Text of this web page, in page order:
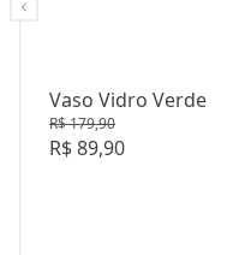
Vaso Vidro Verde
R$ 179,90
R$ 89,90